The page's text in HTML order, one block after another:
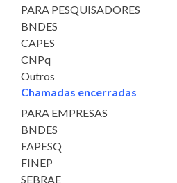
PARA PESQUISADORES
BNDES
CAPES
CNPq
Outros
Chamadas encerradas
PARA EMPRESAS
BNDES
FAPESQ
FINEP
SEBRAE